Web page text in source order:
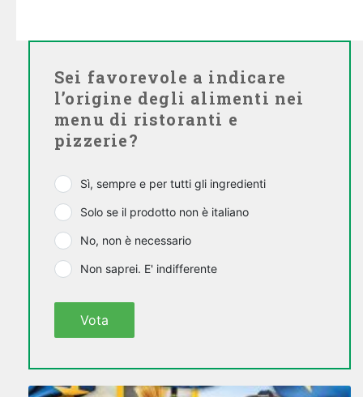
Sei favorevole a indicare
l’origine degli alimenti nei
menu di ristoranti e
pizzerie?
Sì, sempre e per tutti gli ingredienti
Solo se il prodotto non è italiano
No, non è necessario
Non saprei. E' indifferente
Vota